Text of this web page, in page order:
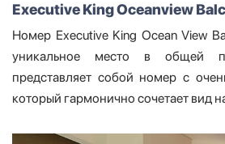
Executive King Oceanview
Номер Executive King Ocean View
уникальное место в общей
представляет собой номер с
который гармонично сочетает вид